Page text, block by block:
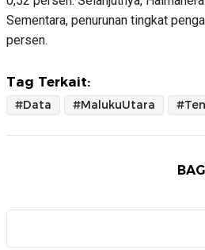
Sementara, penurunan tingkat
persen.
Tag Terkait:
#Data #MalukuUtara